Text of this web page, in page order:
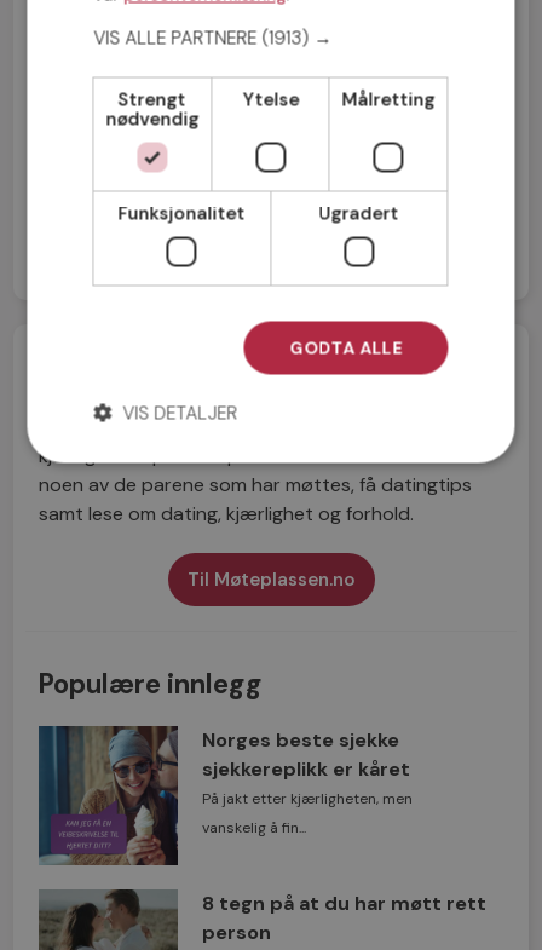
Jeg akseptererMedlemsvilkårene
Velkommen til Møteplassens blogg!
Siden 2001 har mer enn 175 000 medlemmer funnet
kjærligheten på Møteplassen. Her kan du lese om
noen av de parene som har møttes, få datingtips
samt lese om dating, kjærlighet og forhold.
Til Møteplassen.no
Populære innlegg
Norges beste sjekke
sjekkereplikk er kåret
På jakt etter kjærligheten, men
vanskelig å fin...
8 tegn på at du har møtt rett
person
VIS ALLE PARTNERE (1913) →
Strengt
nødvendig
Ytelse Målretting
Funksjonalitet Ugradert
GODTA ALLE
VIS DETALJER